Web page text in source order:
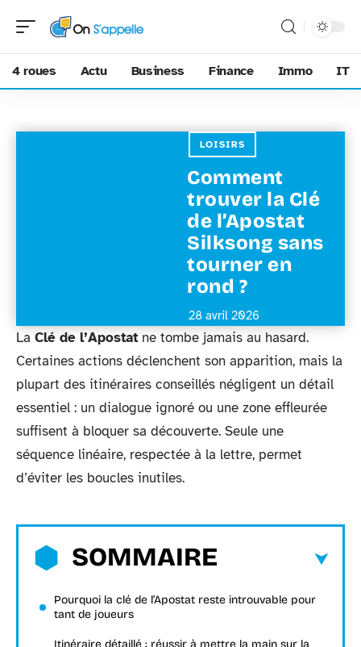
4 roues Actu Business Finance Immo IT
LOISIRS
Comment
trouver la Clé
de l’Apostat
Silksong sans
tourner en
rond ?
28 avril 2026
La Clé de l’Apostat ne tombe jamais au hasard.
Certaines actions déclenchent son apparition, mais la
plupart des itinéraires conseillés négligent un détail
essentiel : un dialogue ignoré ou une zone effleurée
suffisent à bloquer sa découverte. Seule une
séquence linéaire, respectée à la lettre, permet
d’éviter les boucles inutiles.
SOMMAIRE
Pourquoi la clé de l’Apostat reste introuvable pour
tant de joueurs
Itinéraire détaillé : réussir à mettre la main sur la